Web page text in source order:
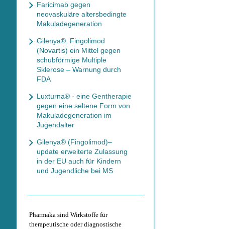
Faricimab gegen
neovaskuläre altersbedingte
Makuladegeneration
Gilenya®, Fingolimod
(Novartis) ein Mittel gegen
schubförmige Multiple
Sklerose – Warnung durch
FDA
Luxturna® - eine Gentherapie
gegen eine seltene Form von
Makuladegeneration im
Jugendalter
Gilenya® (Fingolimod)–
update erweiterte Zulassung
in der EU auch für Kindern
und Jugendliche bei MS
Pharmaka sind Wirkstoffe für
therapeutische oder diagnostische